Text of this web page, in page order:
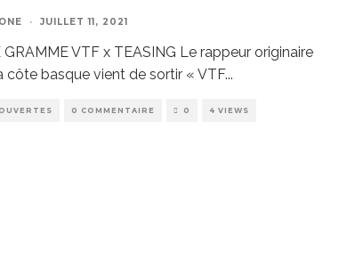
· JUILLET 11, 2021
GRAMME VTF x TEASING Le rappeur originaire
côte basque vient de sortir « VTF...
0 COMMENTAIRE 0 4 VIEWS